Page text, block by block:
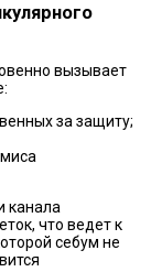
вызывает
за защиту;
канала
что ведет к
себум не